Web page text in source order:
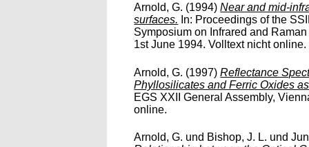
Arnold, G. (1994)Near and mid-
surfaces. In: Proceedings of the
Symposium on Infrared and
1st June 1994. Volltext nicht online.
Arnold, G. (1997)Reflectance
Phyllosilicates and Ferric Oxides
EGS XXII General Assembly,
online.
Arnold, G. und Bishop, J. L. und